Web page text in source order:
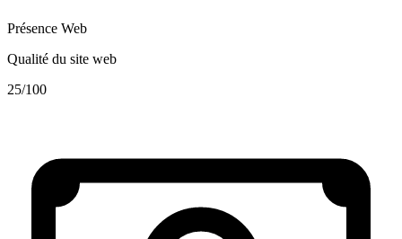
Présence Web
Qualité du site web
25/100